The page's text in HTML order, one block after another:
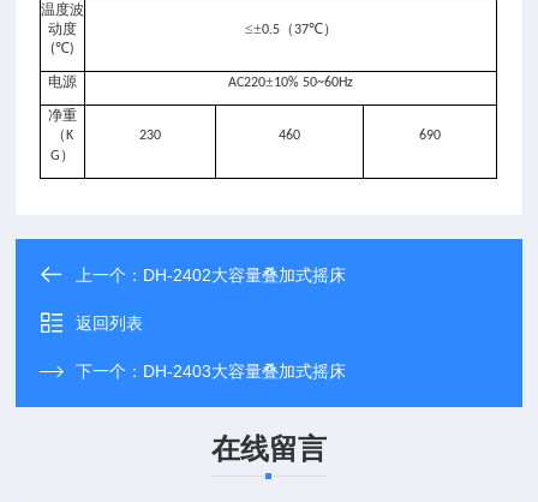
温度波
动度
(℃)
≤±0.5（37℃）
电源 AC220±10% 50~60Hz
净重
（K
G ）
230 460 690
上一个： DH-2402大容量叠加式摇床
返回列表
下一个： DH-2403大容量叠加式摇床
在线留言